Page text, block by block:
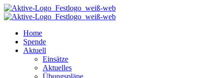
Home
Spende
Aktuell
Einsätze
Aktuelles
Übungspläne